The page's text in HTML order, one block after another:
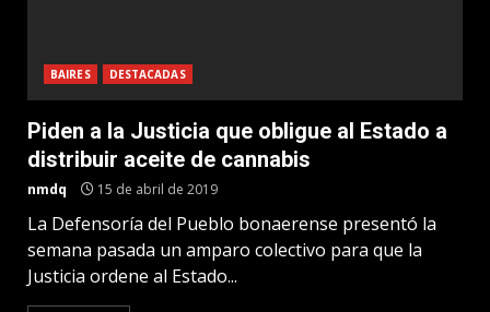
BAIRES DESTACADAS
Piden a la Justicia que obligue al Estado a
distribuir aceite de cannabis
nmdq 15 de abril de 2019
La Defensoría del Pueblo bonaerense presentó la
semana pasada un amparo colectivo para que la
Justicia ordene al Estado...